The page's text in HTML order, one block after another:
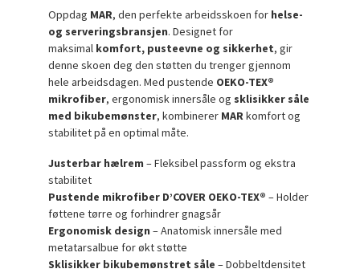
Oppdag MAR, den perfekte arbeidsskoen for helse-
og serveringsbransjen. Designet for
maksimal komfort, pusteevne og sikkerhet, gir
denne skoen deg den støtten du trenger gjennom
hele arbeidsdagen. Med pustende OEKO-TEX®
mikrofiber, ergonomisk innersåle og sklisikker såle
med bikubemønster, kombinerer MARkomfort og
stabilitet på en optimal måte.
Justerbar hælrem – Fleksibel passform og ekstra
stabilitet
Pustende mikrofiber D’COVER OEKO-TEX® – Holder
føttene tørre og forhindrer gnagsår
Ergonomisk design – Anatomisk innersåle med
metatarsalbue for økt støtte
Sklisikker bikubemønstret såle – Dobbeltdensitet